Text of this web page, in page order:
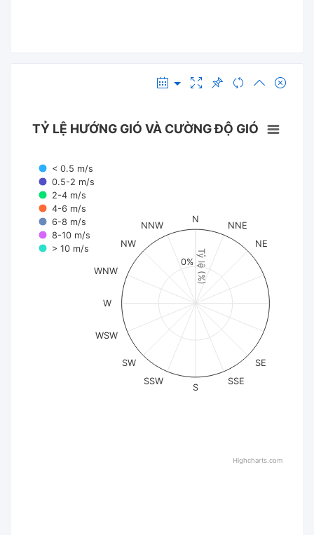
Tỷ lệ (%)
TỶ LỆ HƯỚNG GIÓ VÀ CƯỜNG ĐỘ GIÓ
< 0.5 m/s
0.5-2 m/s
2-4 m/s
4-6 m/s
6-8 m/s
8-10 m/s
> 10 m/s
N
NNE
NE
SE
SSE
S
SSW
SW
WSW
W
WNW
NW
NNW
0%
Highcharts.com